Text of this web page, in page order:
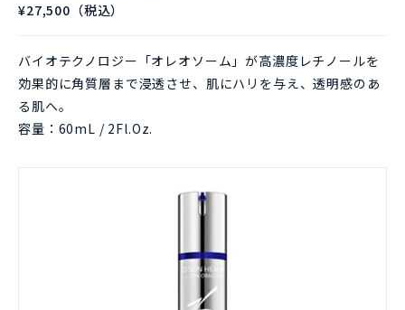
¥27,500（税込）
バイオテクノロジー「オレオソーム」が高濃度レチノールを
効果的に角質層まで浸透させ、肌にハリを与え、透明感のあ
る肌へ。
容量：60mL / 2Fl.Oz.